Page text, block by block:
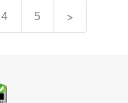
4 5